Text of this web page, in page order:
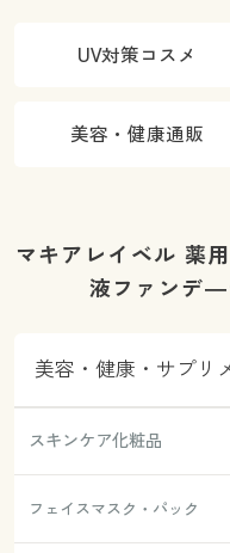
UV対策コスメ
美容・健康通販
マキアレイベル 薬
液ファンデ―
美容・健康・サプリ
スキンケア化粧品
フェイスマスク・パック